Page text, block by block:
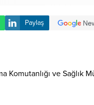
Paylaş
Komutanlığı ve Sağlık